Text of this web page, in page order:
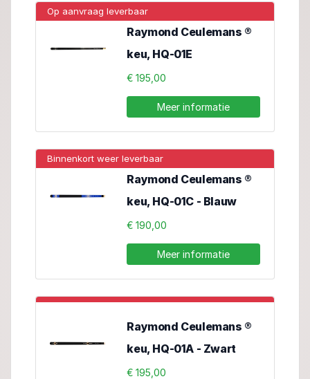
Op aanvraag leverbaar
Raymond Ceulemans ®
keu, HQ-01E
€ 195,00
Meer informatie
Binnenkort weer leverbaar
Raymond Ceulemans ®
keu, HQ-01C - Blauw
€ 190,00
Meer informatie
Raymond Ceulemans ®
keu, HQ-01A - Zwart
€ 195,00